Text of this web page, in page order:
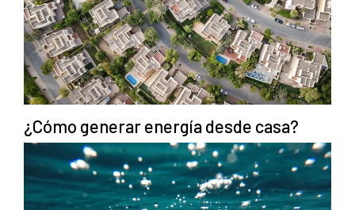
¿Cómo generar energía desde casa?